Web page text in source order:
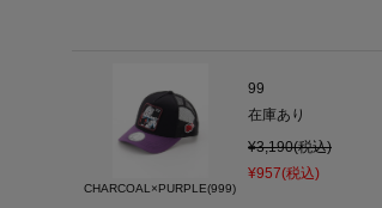
CHARCOAL×PURPLE(999)
99
在庫あり
¥3,190(税込)
¥957(税込)